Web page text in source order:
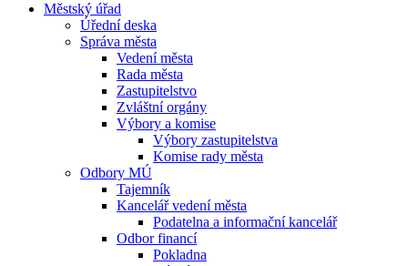
Městský úřad
Úřední deska
Správa města
Vedení města
Rada města
Zastupitelstvo
Zvláštní orgány
Výbory a komise
Výbory zastupitelstva
Komise rady města
Odbory MÚ
Tajemník
Kancelář vedení města
Podatelna a informační kancelář
Odbor financí
Pokladna